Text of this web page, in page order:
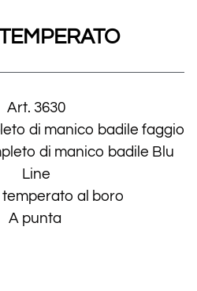
Art. 3630
di manico badile faggio
di manico badile Blu
Line
al boro
A punta